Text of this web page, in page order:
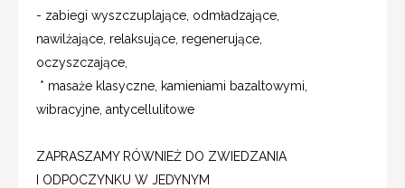
- zabiegi wyszczuplające, odmładzające,
nawilżające, relaksujące, regenerujące,
oczyszczające,
* masaże klasyczne, kamieniami bazaltowymi,
wibracyjne, antycellulitowe
ZAPRASZAMY RÓWNIEŻ DO ZWIEDZANIA
I ODPOCZYNKU W JEDYNYM